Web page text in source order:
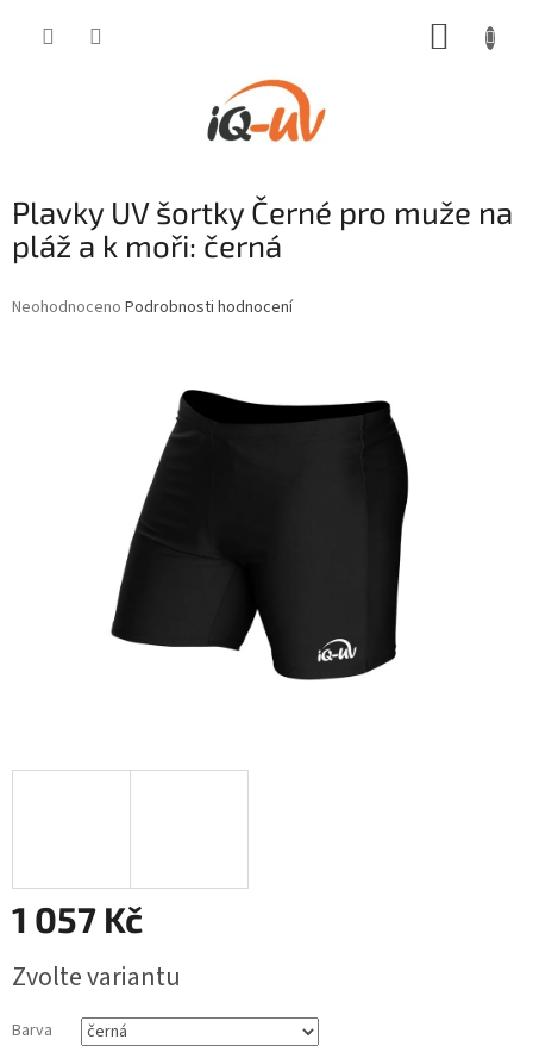
Plavky UV šortky Černé pro muže na
pláž a k moři: černá
Průměrné
Neohodnoceno Podrobnosti hodnocení
1 057 Kč
cena:
Zvolte variantu
Barva